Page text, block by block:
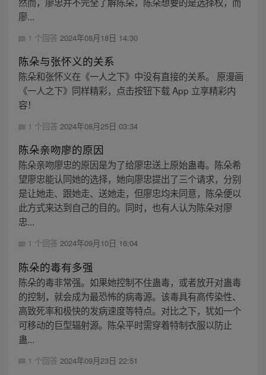
廖...
1 个回答 2024年08月18日 14:30
陈朵与张怀义的关系
陈朵和张怀义在《一人之下》中没有直接的关系。 原漫画
《一人之下》同样精彩，点击按钮下载 App 立享精彩内
容！
1 个回答 2024年08月25日 03:34
陈朵亲吻廖的原因
陈朵亲吻廖忠的原因是为了给廖忠送上原始蛊毒。陈朵希
望廖忠能认同她的选择，她向廖忠提出了三个请求，分别
是让她走、跟她走、送她走，但廖忠均未同意，陈朵便以
此方式来达到自己的目的。同时，也有人认为陈朵对廖
忠...
1 个回答 2024年09月10日 16:04
陈朵的毒有多强
陈朵的毒非常强。如果她控制不住蛊毒，或者放开对蛊毒
的控制，就会成为最恐怖的病毒源。该毒具有高传染性、
高致死率和极快的发病速度等特点。对比之下，犹如一个
可移动的巨型辐射源。陈朵平时需穿着特制衣服以防止
蛊...
1 个回答 2024年09月23日 22:51